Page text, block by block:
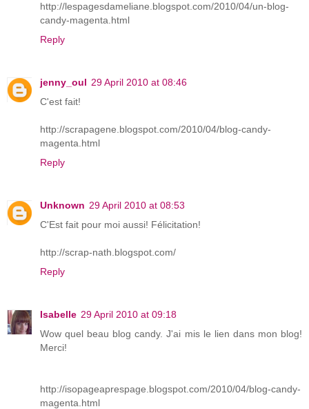
http://lespagesdameliane.blogspot.com/2010/04/un-blog-
candy-magenta.html
Reply
jenny_oul 29 April 2010 at 08:46
C'est fait!
http://scrapagene.blogspot.com/2010/04/blog-candy-
magenta.html
Reply
Unknown 29 April 2010 at 08:53
C'Est fait pour moi aussi! Félicitation!
http://scrap-nath.blogspot.com/
Reply
Isabelle 29 April 2010 at 09:18
Wow quel beau blog candy. J'ai mis le lien dans mon blog!
Merci!
http://isopageaprespage.blogspot.com/2010/04/blog-candy-
magenta.html